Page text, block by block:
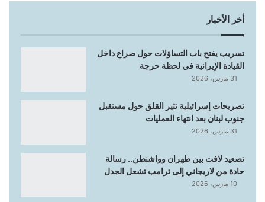
أخر الأخبار
تسريب يفتح باب التساؤلات حول صراع داخل
القيادة الإيرانية في لحظة حرجة
31 مارس، 2026
تصريحات إسرائيلية تثير القلق حول مستقبل
جنوب لبنان بعد انتهاء العمليات
31 مارس، 2026
تصعيد لافت بين طهران وواشنطن.. رسالة
حادة من لاريجاني إلى ترامب تشعل الجدل
10 مارس، 2026